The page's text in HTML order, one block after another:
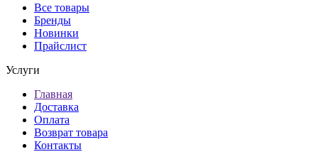
Все товары
Бренды
Новинки
Прайслист
Услуги
Главная
Доставка
Оплата
Возврат товара
Контакты